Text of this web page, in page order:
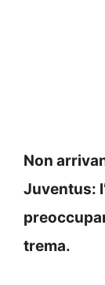
Non
Juventus:
trema.